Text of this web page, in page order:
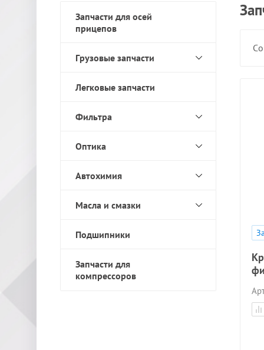
Запчасти для осей
прицепов
Грузовые запчасти
Легковые запчасти
Фильтра
Оптика
Автохимия
Масла и смазки
Подшипники
Запчасти для
компрессоров